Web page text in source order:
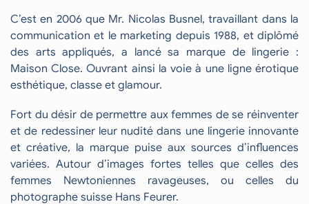
C’est en 2006 que Mr. Nicolas Busnel, travaillant dans la
communication et le marketing depuis 1988, et diplômé
des arts appliqués, a lancé sa marque de lingerie :
Maison Close. Ouvrant ainsi la voie à une ligne érotique
esthétique, classe et glamour.
Fort du désir de permettre aux femmes de se réinventer
et de redessiner leur nudité dans une lingerie innovante
et créative, la marque puise aux sources d’influences
variées. Autour d’images fortes telles que celles des
femmes Newtoniennes ravageuses, ou celles du
photographe suisse Hans Feurer.